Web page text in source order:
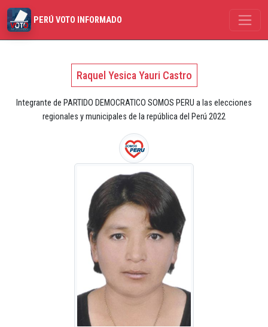
PERÚ VOTO INFORMADO
Raquel Yesica Yauri Castro
Integrante de PARTIDO DEMOCRATICO SOMOS PERU a las elecciones
regionales y municipales de la república del Perú 2022